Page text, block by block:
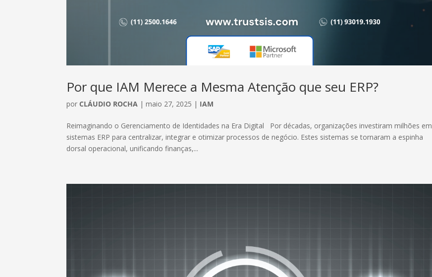
Por que IAM Merece a Mesma Atenção que seu ERP?
por CLÁUDIO ROCHA |maio 27, 2025 | IAM
Reimaginando o Gerenciamento de Identidades na Era Digital Por décadas, organizações investiram milhões em
sistemas ERP para centralizar, integrar e otimizar processos de negócio. Estes sistemas se tornaram a espinha
dorsal operacional, unificando finanças,...